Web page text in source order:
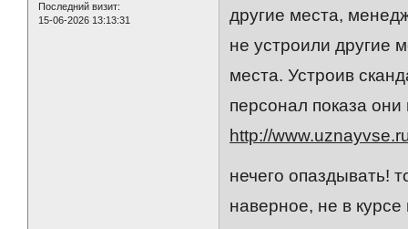
Последний визит:
15-06-2026 13:13:31
другие места,
не устроили другие
места. Устроив
персонал показа
http://
нечего опаздывать!
наверное, не в